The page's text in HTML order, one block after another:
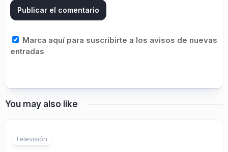
Marca aquí para suscribirte a los avisos de nuevas
entradas
You may also like
Televisión